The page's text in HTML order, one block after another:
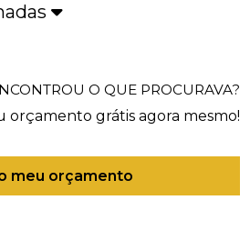
O QUE PROCURAVA?
orçamento grátis agora mesmo!
meu orçamento